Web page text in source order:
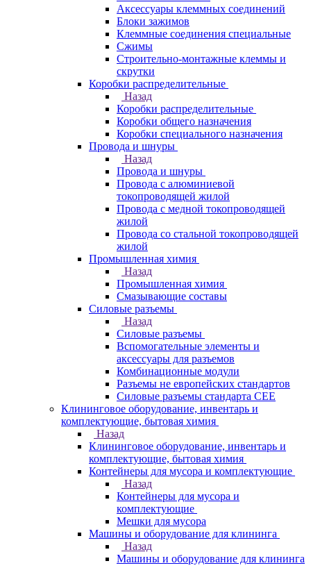
Аксессуары клеммных соединений
Блоки зажимов
Клеммные соединения специальные
Сжимы
Строительно-монтажные клеммы и
скрутки
Коробки распределительные
Назад
Коробки распределительные
Коробки общего назначения
Коробки специального назначения
Провода и шнуры
Назад
Провода и шнуры
Провода с алюминиевой
токопроводящей жилой
Провода с медной токопроводящей
жилой
Провода со стальной токопроводящей
жилой
Промышленная химия
Назад
Промышленная химия
Смазывающие составы
Силовые разъемы
Назад
Силовые разъемы
Вспомогательные элементы и
аксессуары для разъемов
Комбинационные модули
Разъемы не европейских стандартов
Силовые разъемы стандарта CEE
Клининговое оборудование, инвентарь и
комплектующие, бытовая химия
Назад
Клининговое оборудование, инвентарь и
комплектующие, бытовая химия
Контейнеры для мусора и комплектующие
Назад
Контейнеры для мусора и
комплектующие
Мешки для мусора
Машины и оборудование для клининга
Назад
Машины и оборудование для клининга